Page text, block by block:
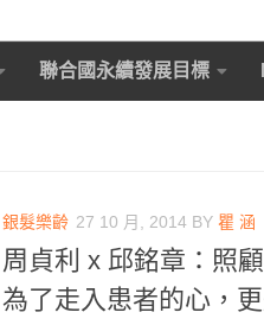
聯合國永續發展目標
銀髮樂齡 27 10 月, 2014 BY 瞿 涵
周貞利 x 邱銘章：照
為了走入患者的心，